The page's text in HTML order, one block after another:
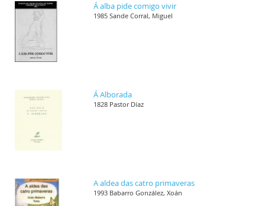
Á alba pide comigo vivir
1985 Sande Corral, Miguel
Á Alborada
1828 Pastor Díaz
A aldea das catro primaveras
1993 Babarro González, Xoán